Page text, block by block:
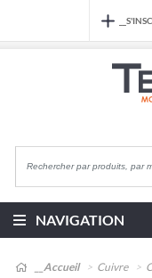
NAVIGATION
__Accueil Cuivre